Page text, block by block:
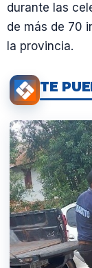
durante las
de más de 70
la provincia.
TE